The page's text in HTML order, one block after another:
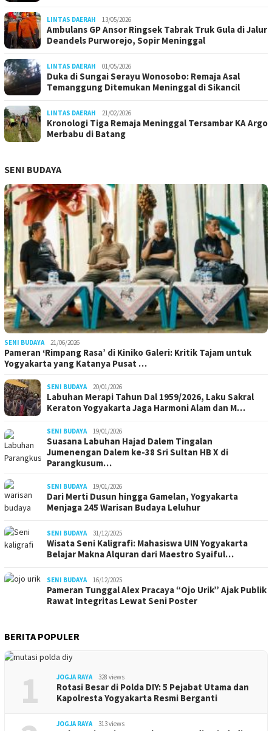
LINTAS DAERAH 13/05/2026
Ambulans GP Ansor Ringsek Tabrak Truk Gula di Jalur
Deandels Purworejo, Sopir Meninggal
LINTAS DAERAH 01/05/2026
Duka di Sungai Serayu Wonosobo: Remaja Asal
Temanggung Ditemukan Meninggal di Sikancil
LINTAS DAERAH 21/02/2026
Kronologi Tiga Remaja Meninggal Tersambar KA Argo
Merbabu di Batang
SENI BUDAYA
SENI BUDAYA 21/06/2026
Pameran ‘Rimpang Rasa’ di Kiniko Galeri: Kritik Tajam untuk
Yogyakarta yang Katanya Pusat …
SENI BUDAYA 20/01/2026
Labuhan Merapi Tahun Dal 1959/2026, Laku Sakral
Keraton Yogyakarta Jaga Harmoni Alam dan M…
SENI BUDAYA 19/01/2026
Suasana Labuhan Hajad Dalem Tingalan
Jumenengan Dalem ke-38 Sri Sultan HB X di
Parangkusum…
SENI BUDAYA 19/01/2026
Dari Merti Dusun hingga Gamelan, Yogyakarta
Menjaga 245 Warisan Budaya Leluhur
SENI BUDAYA 31/12/2025
Wisata Seni Kaligrafi: Mahasiswa UIN Yogyakarta
Belajar Makna Alquran dari Maestro Syaiful…
SENI BUDAYA 16/12/2025
Pameran Tunggal Alex Pracaya “Ojo Urik” Ajak Publik
Rawat Integritas Lewat Seni Poster
BERITA POPULER
1 JOGJA RAYA 328 views
Rotasi Besar di Polda DIY: 5 Pejabat Utama dan
Kapolresta Yogyakarta Resmi Berganti
JOGJA RAYA 313 views